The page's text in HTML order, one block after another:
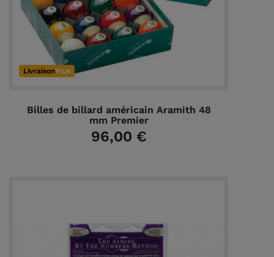
LivraisonPlus
Billes de billard américain Aramith 48
mm Premier
96,00 €